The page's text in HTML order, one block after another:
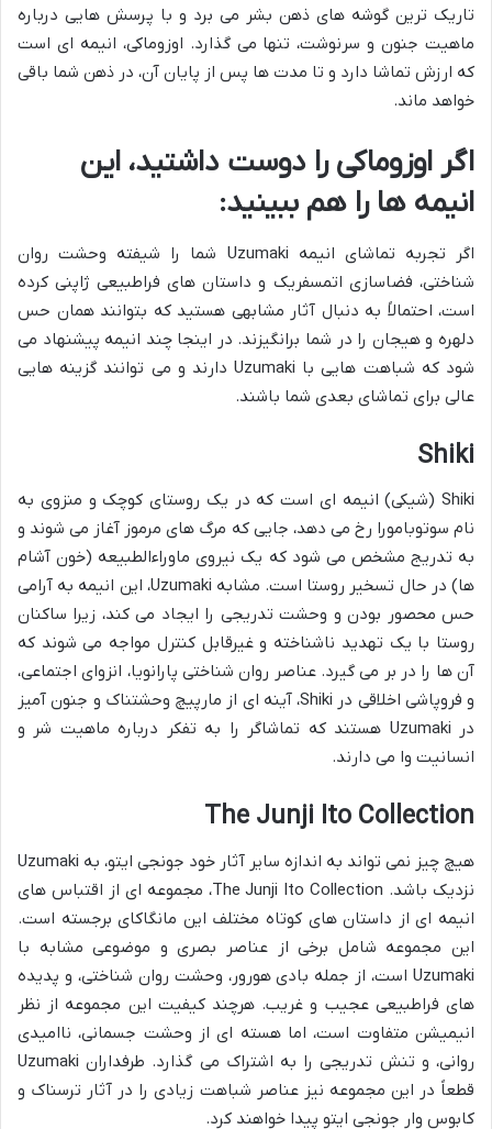
تاریک ترین گوشه های ذهن بشر می برد و با پرسش هایی درباره
ماهیت جنون و سرنوشت، تنها می گذارد. اوزوماکی، انیمه ای است
که ارزش تماشا دارد و تا مدت ها پس از پایان آن، در ذهن شما باقی
خواهد ماند.
اگر اوزوماکی را دوست داشتید، این
انیمه ها را هم ببینید:
اگر تجربه تماشای انیمه Uzumaki شما را شیفته وحشت روان
شناختی، فضاسازی اتمسفریک و داستان های فراطبیعی ژاپنی کرده
است، احتمالاً به دنبال آثار مشابهی هستید که بتوانند همان حس
دلهره و هیجان را در شما برانگیزند. در اینجا چند انیمه پیشنهاد می
شود که شباهت هایی با Uzumakiدارند و می توانند گزینه هایی
عالی برای تماشای بعدی شما باشند.
Shiki
Shiki (شیکی) انیمه ای است که در یک روستای کوچک و منزوی به
نام سوتوبامورا رخ می دهد، جایی که مرگ های مرموز آغاز می شوند و
به تدریج مشخص می شود که یک نیروی ماوراءالطبیعه (خون آشام
ها) در حال تسخیر روستا است. مشابه Uzumaki، این انیمه به آرامی
حس محصور بودن و وحشت تدریجی را ایجاد می کند، زیرا ساکنان
روستا با یک تهدید ناشناخته و غیرقابل کنترل مواجه می شوند که
آن ها را در بر می گیرد. عناصر روان شناختی پارانویا، انزوای اجتماعی،
و فروپاشی اخلاقی در Shiki، آینه ای از مارپیچ وحشتناک و جنون آمیز
در Uzumaki هستند که تماشاگر را به تفکر درباره ماهیت شر و
انسانیت وا می دارند.
The Junji Ito Collection
هیچ چیز نمی تواند به اندازه سایر آثار خود جونجی ایتو، به Uzumaki
نزدیک باشد. The Junji Ito Collection، مجموعه ای از اقتباس های
انیمه ای از داستان های کوتاه مختلف این مانگاکای برجسته است.
این مجموعه شامل برخی از عناصر بصری و موضوعی مشابه با
Uzumaki است، از جمله بادی هورور، وحشت روان شناختی، و پدیده
های فراطبیعی عجیب و غریب. هرچند کیفیت این مجموعه از نظر
انیمیشن متفاوت است، اما هسته ای از وحشت جسمانی، ناامیدی
روانی، و تنش تدریجی را به اشتراک می گذارد. طرفداران Uzumaki
قطعاً در این مجموعه نیز عناصر شباهت زیادی را در آثار ترسناک و
کابوس وار جونجی ایتو پیدا خواهند کرد.